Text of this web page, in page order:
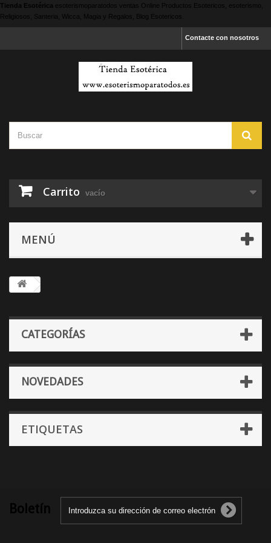
Tienda Esotérica esoterismoparatodos ventas Online Productos Esotericos, esoterismo,
Religiosos, Santeria, Wicca, Magia y Regalos, Blog Esotericos.
Contacte con nosotros
Carrito vacío
MENÚ
CATEGORÍAS
NOVEDADES
ETIQUETAS
Boletín